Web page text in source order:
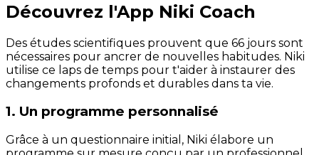
Découvrez l'App Niki Coach
Des études scientifiques prouvent que 66 jours sont
nécessaires pour ancrer de nouvelles habitudes. Niki
utilise ce laps de temps pour t'aider à instaurer des
changements profonds et durables dans ta vie.
1. Un programme personnalisé
Grâce à un questionnaire initial, Niki élabore un